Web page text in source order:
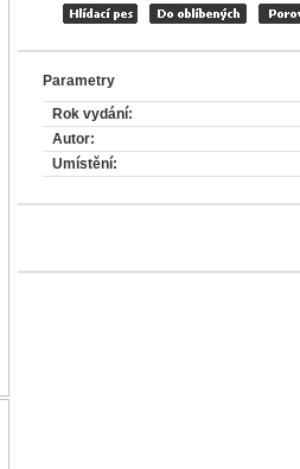
Parametry
Rok vydání:
Autor:
Umístění: